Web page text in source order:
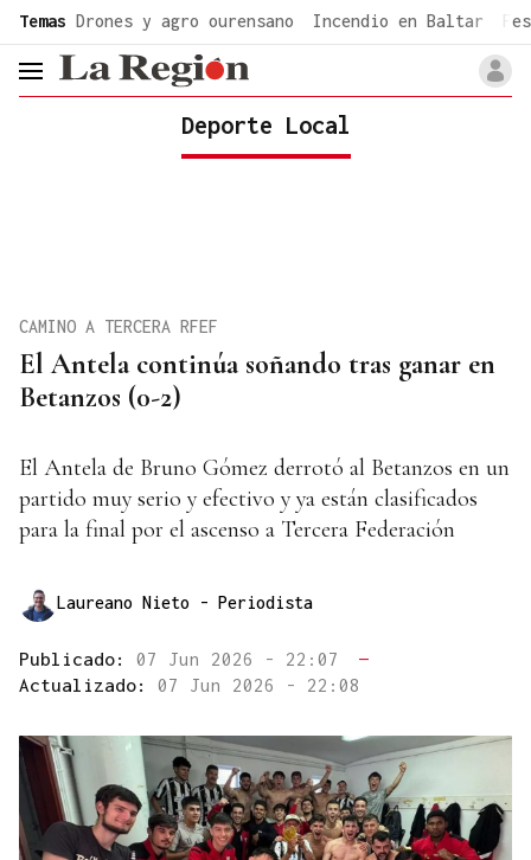
Temas Drones y agro ourensano Incendio en Baltar
header.menu.open
Deporte Local
El Antela continúa soñando tras ganar en
Betanzos (0-2)
CAMINO A TERCERA RFEF
El Antela de Bruno Gómez derrotó al Betanzos en un
partido muy serio y efectivo y ya están clasificados
para la final por el ascenso a Tercera Federación
Laureano Nieto - Periodista
Publicado: 07 Jun 2026 - 22:07
—
Actualizado: 07 Jun 2026 - 22:08